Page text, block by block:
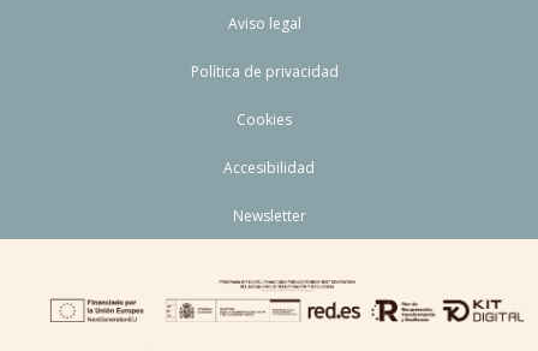
Aviso legal
Política de privacidad
Cookies
Accesibilidad
Newsletter